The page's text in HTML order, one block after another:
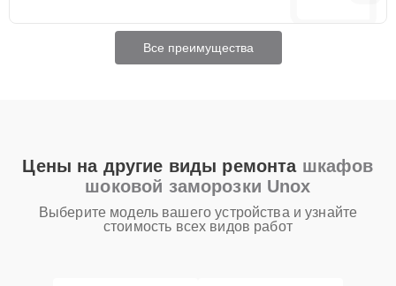
Все преимущества
Цены на другие виды ремонта шкафов
шоковой заморозки Unox
Выберите модель вашего устройства и узнайте
стоимость всех видов работ